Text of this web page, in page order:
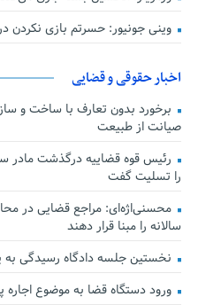
وینی جونیور: حسرتم بازی نکردن در
اخبار حقوقی و قضایی
برخورد بدون تعارف با ساخت‌ و
صیانت از طبیعت
رئیس قوه قضاییه درگذشت مادر
را تسلیت گفت
محسنی‌اژه‌ای: مراجع قضایی در
سالانه را مبنا قرار دهند
نخستین جلسه دادگاه رسیدگی به
ورود دستگاه قضا به موضوع اجاره